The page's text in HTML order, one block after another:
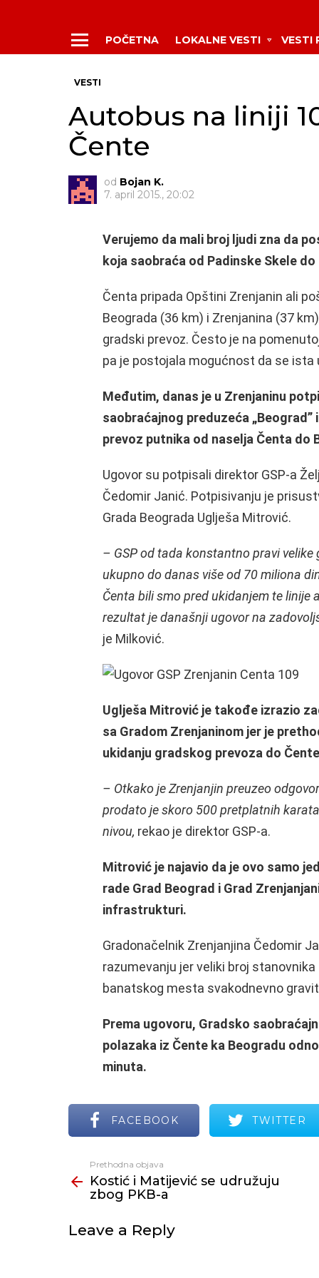
Menu
POČETNA LOKALNE VESTI VESTI
VESTI
Autobus na liniji
Čente
od Bojan K.
7. april 2015., 20:02
Verujemo da mali broj ljudi zna da
koja saobraća od Padinske Skele do
Čenta pripada Opštini Zrenjanin ali
Beograda (36 km) i Zrenjanina (37
gradski prevoz. Često je na
pa je postojala mogućnost da se ista
Međutim, danas je u Zrenjaninu
saobraćajnog preduzeća
prevoz putnika od naselja Čenta do
Ugovor su potpisali direktor GSP-a
Čedomir Janić. Potpisivanju je
Grada Beograda Uglješa Mitrović.
– GSP od tada konstantno pravi
ukupno do danas više od 70 miliona
Čenta bili smo pred ukidanjem te linije
rezultat je današnji ugovor na
je Milković.
Uglješa Mitrović je takođe izrazio
sa Gradom Zrenjaninom jer je
ukidanju gradskog prevoza do
– Otkako je Zrenjanjin preuzeo
prodato je skoro 500 pretplatnih
nivou, rekao je direktor GSP-a.
Mitrović je najavio da je ovo samo
rade Grad Beograd i Grad
infrastrukturi.
Gradonačelnik Zrenjanjina Čedomir
razumevanju jer veliki broj
banatskog mesta svakodnevno
Prema ugovoru, Gradsko
polazaka iz Čente ka Beogradu
minuta.
FACEBOOK TWITTER
još
Prethodna objava
Kostić i Matijević se udružuju
zbog PKB-a
Leave a Reply